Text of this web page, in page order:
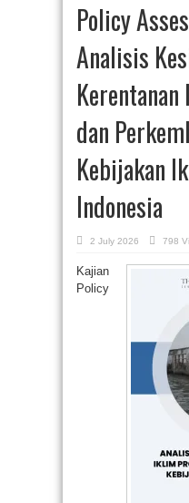
Policy
Analisis
dan
Kebijakan
Indonesia
2 July 2026 798
Kajian
Policy